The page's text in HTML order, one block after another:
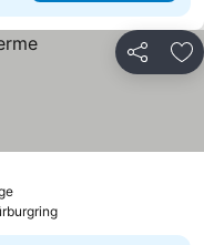
Teilen